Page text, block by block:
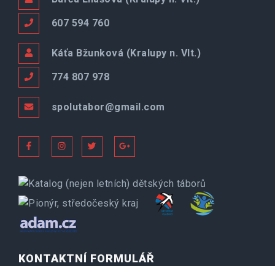
607 594 760
Káťa Bžunková (Kralupy n. Vlt.)
774 807 978
spolutabor@gmail.com
KONTAKTNÍ FORMULÁŘ